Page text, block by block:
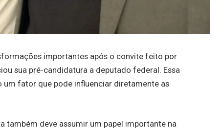
importantes após o convite feito por
sua pré-candidatura a deputado federal. Essa
fator que pode influenciar diretamente as
também deve assumir um papel importante na